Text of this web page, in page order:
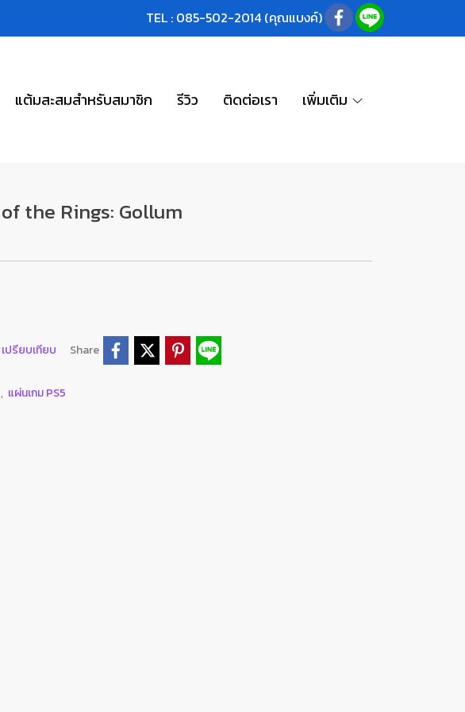
TEL : 085-502-2014 (คุณแบงค์)
แต้มสะสมสำหรับสมาชิก รีวิว ติดต่อเรา เพิ่มเติม
the Rings: Gollum
เปรียบเทียบ Share
, แผ่นเกม PS5